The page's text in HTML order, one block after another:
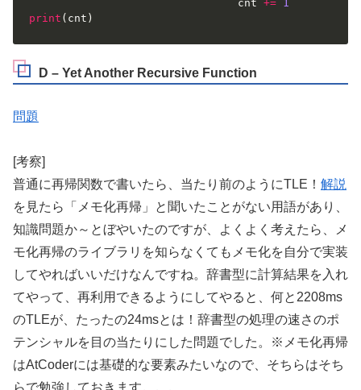
                                cnt
+= 1
print ( cnt )
D – Yet Another Recursive Function
問題
[考察]
普通に再帰関数で書いたら、当たり前のようにTLE！ 解説
を見たら「メモ化再帰」と聞いたことがない用語があり、
知識問題か～とぼやいたのですが、よくよく考えたら、メ
モ化再帰のライブラリを知らなくてもメモ化を自分で実装
してやればいいだけなんですね。辞書型に計算結果を入れ
てやって、再利用できるようにしてやると、何と2208ms
のTLEが、たったの24msとは！辞書型の処理の速さのポ
テンシャルを目の当たりにした問題でした。※メモ化再帰
はAtCoderには基礎的な要素みたいなので、そちらはそち